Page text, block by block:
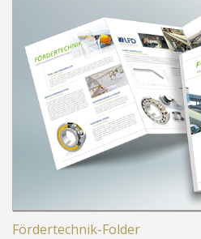
Fördertechnik-Folder